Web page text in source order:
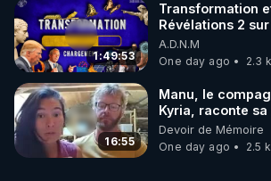
1:49:53
Transformation
Révélations 2
07/08/26
A.D.N.M
One day ago
2.3
16:55
Manu, le
Kyria, raconte sa
vue musclée.
Devoir de Mémoire
One day ago
2.5